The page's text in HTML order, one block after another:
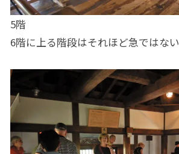
5階
6階に上る階段はそれほど急ではない